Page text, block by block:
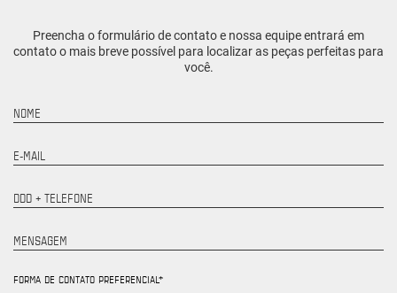
Preencha o formulário de contato e nossa equipe entrará em
contato o mais breve possível para localizar as peças perfeitas para
você.
NOME
E-MAIL
DDD + TELEFONE
MENSAGEM
FORMA DE CONTATO PREFERENCIAL*